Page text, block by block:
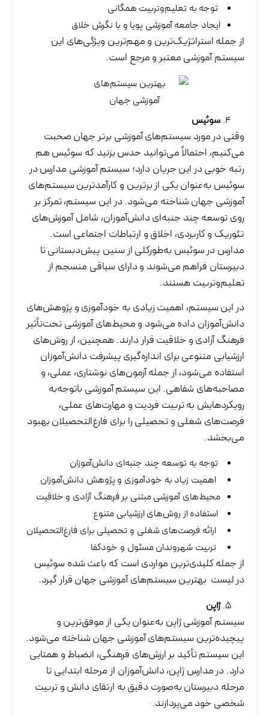
توجه به تعلیم‌وتربیت همگانی
ایجاد جامعه آموزشی پویا و با نگرش خلاق
از جمله استراتژیک‌ترین و مهم‌ترین ویژگی‌های این
سیستم آموزشی معتبر و مرجع است.
سوئیس
وقتی در مورد سیستم‌های آموزشی برتر جهان صحبت
می‌کنیم، احتمالاً می‌توانید حدس بزنید که سوئیس هم
رتبه خوبی در این جریان دارد؛ سیستم آموزشی مدارس در
سوئیس به‌عنوان یکی از برترین و کارآمدترین سیستم‌های
آموزشی جهان شناخته می‌شود. در این سیستم، تمرکز بر
روی توسعه چند جنبه‌ای دانش‌آموزان، شامل آموزش‌های
تئوریک و کاربردی، اخلاق و ارتباطات اجتماعی است.
مدارس در سوئیس به‌طورکلی از سنین پیش‌دبستانی تا
دبیرستان فراهم می‌شوند و دارای سیاقی منسجم از
تعلیم‌وتربیت هستند.
در این سیستم، اهمیت زیادی به خودآموزی و پژوهش‌های
دانش‌آموزان داده می‌شود و محیط‌های آموزشی تحت‌تأثیر
فرهنگ آزادی و خلاقیت قرار دارند. همچنین، از روش‌های
ارزشیابی متنوعی برای اندازه‌گیری پیشرفت دانش‌آموزان
استفاده می‌شود، از جمله آزمون‌های نوشتاری، عملی، و
مصاحبه‌های شفاهی. این سیستم آموزشی باتوجه‌به
رویکردهایش به تربیت فردیت و مهارت‌های عملی،
فرصت‌های شغلی و تحصیلی را برای فارغ‌التحصیلان بهبود
می‌بخشد.
توجه به توسعه چند جنبه‌ای دانش‌آموزان
اهمیت زیاد به خودآموزی و پژوهش دانش‌آموزان
محیط‌های آموزشی مبتنی بر فرهنگ آزادی و خلاقیت
استفاده از روش‌های ارزشیابی متنوع
ارائه فرصت‌های شغلی و تحصیلی برای فارغ‌التحصیلان
تربیت شهروندان مسئول و خودکفا
از جمله کلیدی‌ترین مواردی است که باعث شده سوئیس
در لیست بهترین سیستم‌های آموزشی جهان قرار گیرد.
ژاپن
سیستم آموزشی ژاپن به‌عنوان یکی از موفق‌ترین و
پیچیده‌ترین سیستم‌های آموزشی جهان شناخته می‌شود.
این سیستم تأکید بر ارزش‌های فرهنگی، انضباط و همتایی
دارد. در مدارس ژاپن، دانش‌آموزان از مرحله ابتدایی تا
مرحله دبیرستان به‌صورت دقیق به ارتقای دانش و تربیت
شخصی خود می‌پردازند.